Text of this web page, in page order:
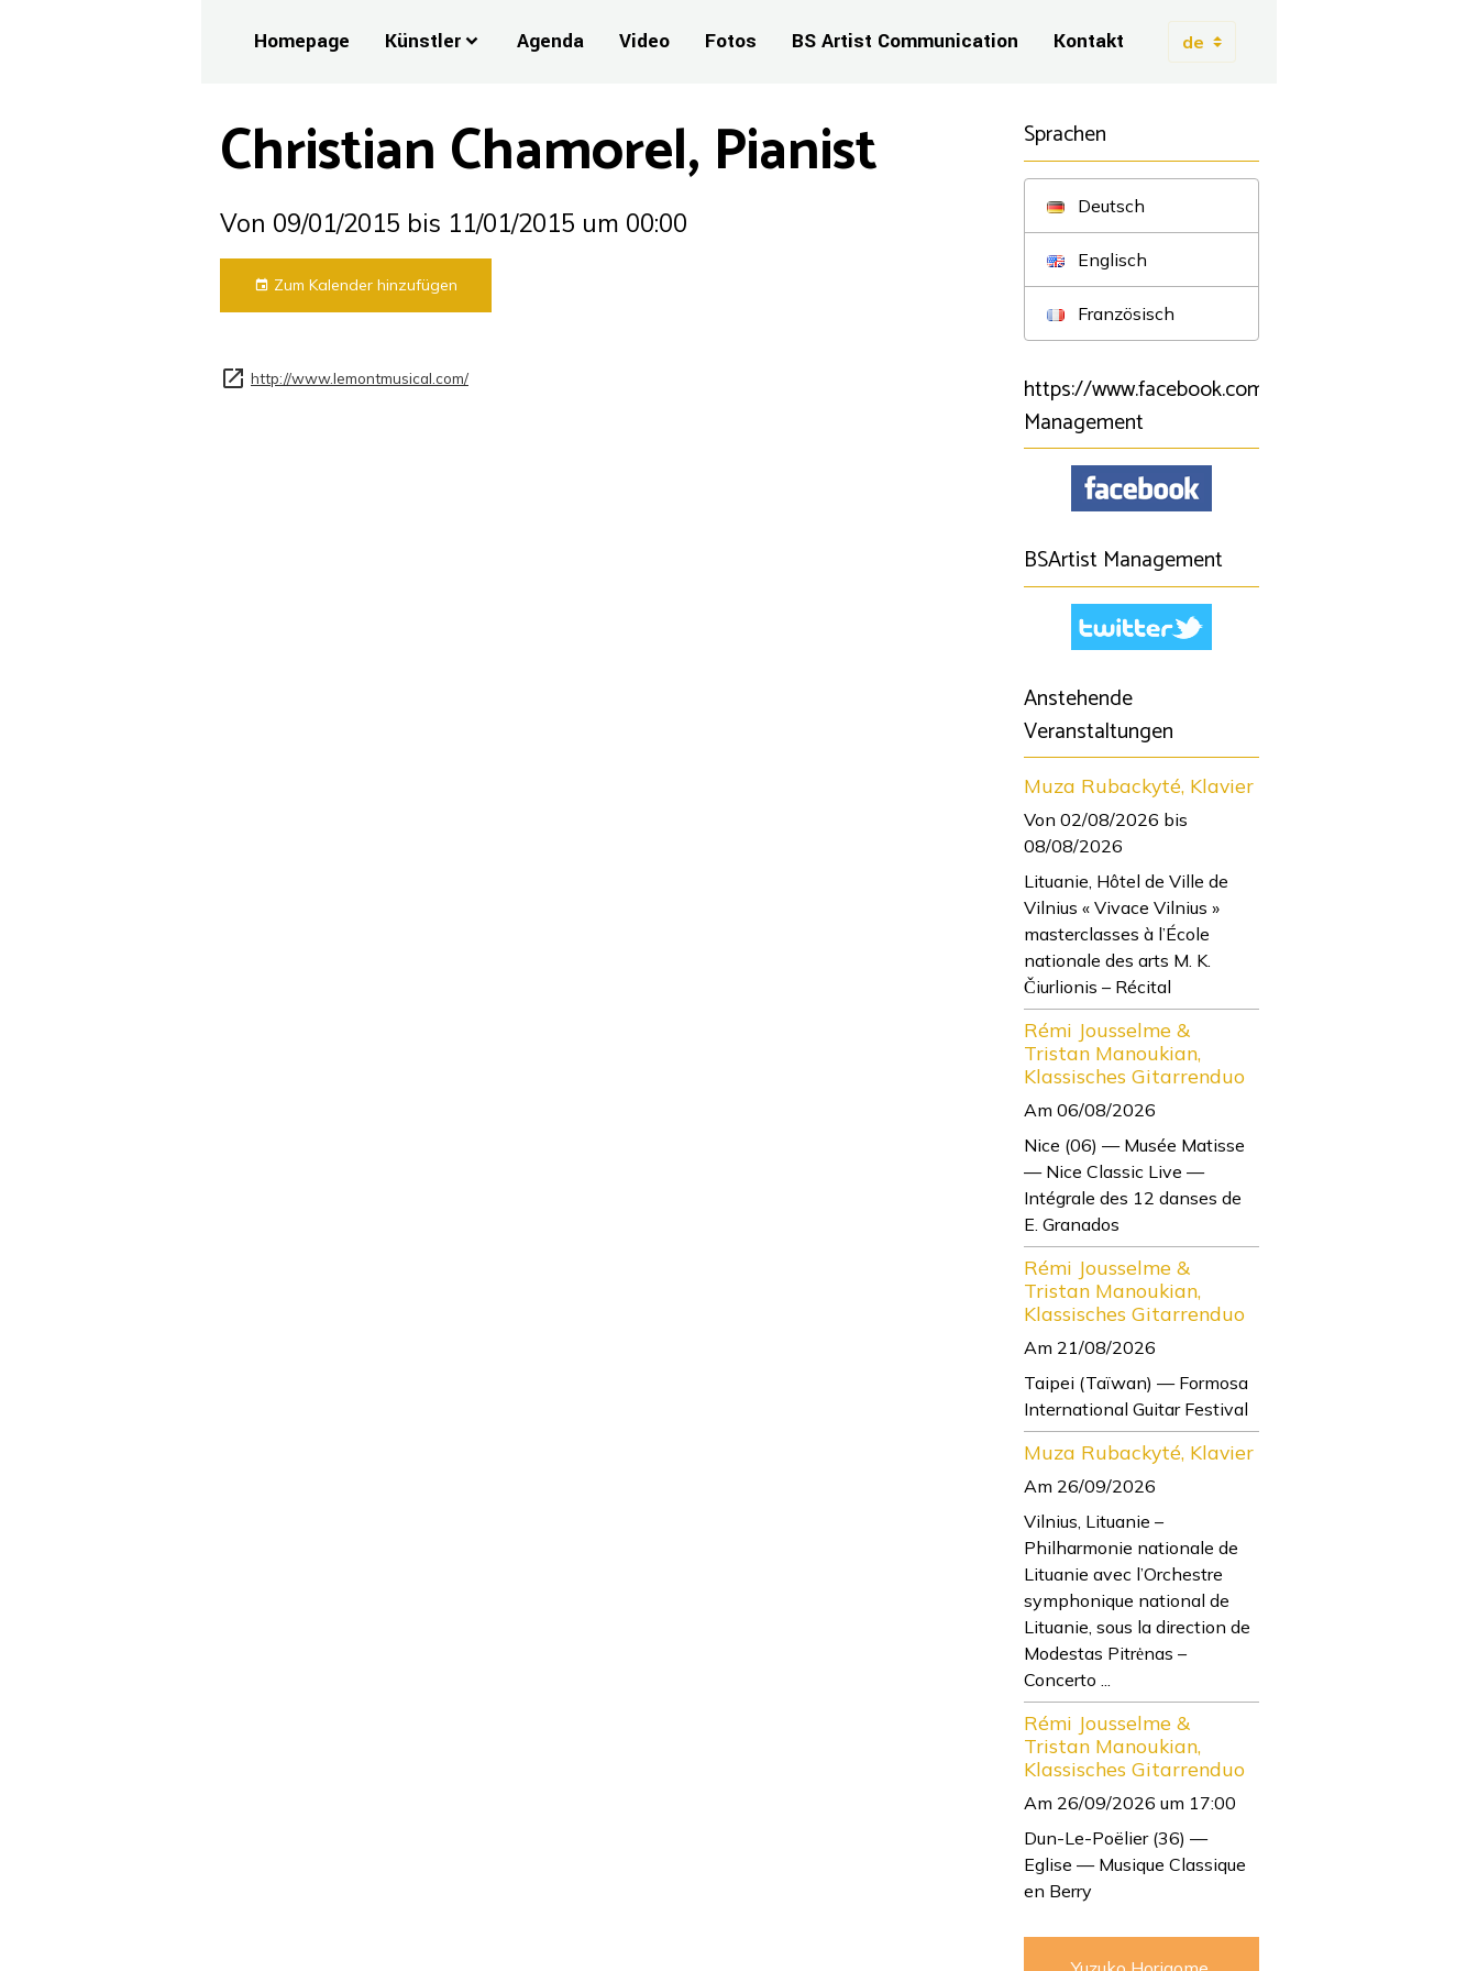
Homepage Künstler Agenda Video Fotos BS Artist Communication Kontakt
Christian Chamorel, Pianist
Von 09/01/2015 bis 11/01/2015 um 00:00
Zum Kalender hinzufügen
http://www.lemontmusical.com/
Sprachen
Deutsch
Englisch
Französisch
https://www.facebook.com/
Management
BSArtist Management
Anstehende
Veranstaltungen
Muza Rubackyté, Klavier
Von 02/08/2026 bis
08/08/2026
Lituanie, Hôtel de Ville de
Vilnius « Vivace Vilnius »
masterclasses à l’École
nationale des arts M. K.
Čiurlionis – Récital
Rémi Jousselme &
Tristan Manoukian,
Klassisches Gitarrenduo
Am 06/08/2026
Nice (06) — Musée Matisse
— Nice Classic Live —
Intégrale des 12 danses de
E. Granados
Rémi Jousselme &
Tristan Manoukian,
Klassisches Gitarrenduo
Am 21/08/2026
Taipei (Taïwan) — Formosa
International Guitar Festival
Muza Rubackyté, Klavier
Am 26/09/2026
Vilnius, Lituanie –
Philharmonie nationale de
Lituanie avec l’Orchestre
symphonique national de
Lituanie, sous la direction de
Modestas Pitrėnas –
Concerto ...
Rémi Jousselme &
Tristan Manoukian,
Klassisches Gitarrenduo
Am 26/09/2026 um 17:00
Dun-Le-Poëlier (36) —
Eglise — Musique Classique
en Berry